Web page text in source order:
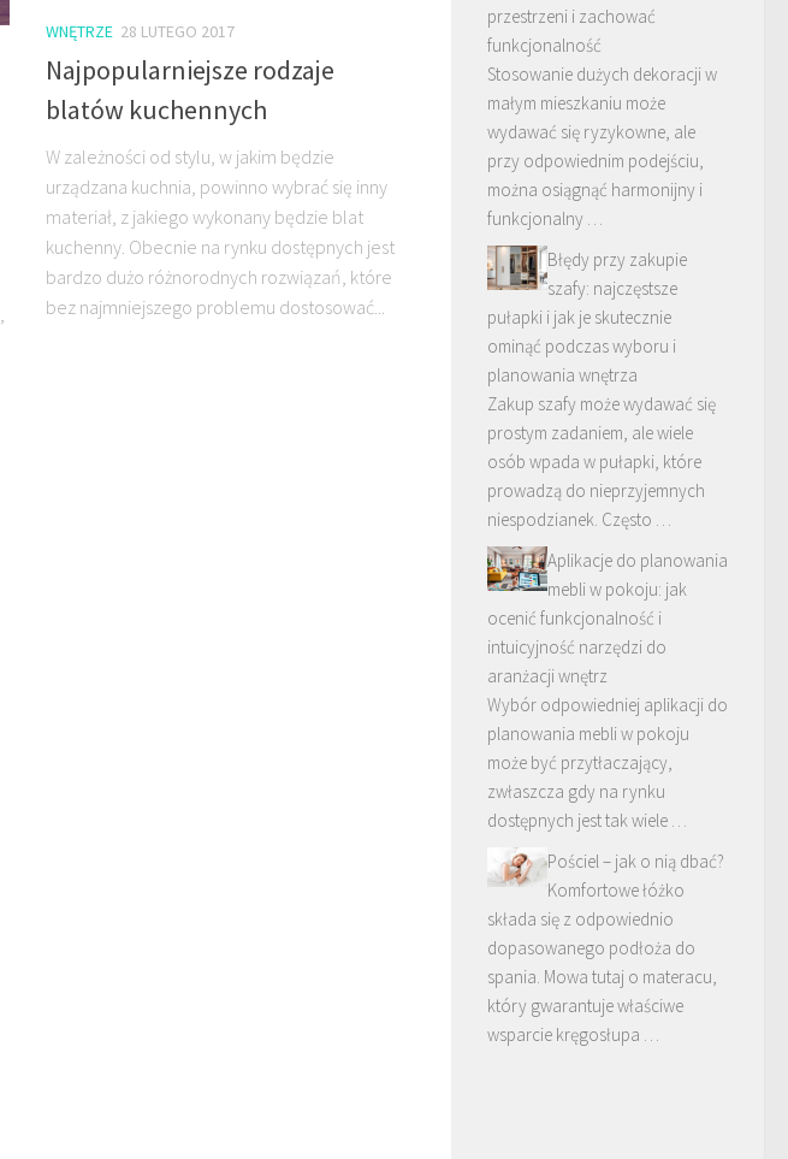
WNĘTRZE 28 LUTEGO 2017
Najpopularniejsze rodzaje
blatów kuchennych
W zależności od stylu, w jakim będzie
urządzana kuchnia, powinno wybrać się inny
materiał, z jakiego wykonany będzie blat
kuchenny. Obecnie na rynku dostępnych jest
bardzo dużo różnorodnych rozwiązań, które
bez najmniejszego problemu dostosować...
przestrzeni i zachować
funkcjonalność
Stosowanie dużych dekoracji w
małym mieszkaniu może
wydawać się ryzykowne, ale
przy odpowiednim podejściu,
można osiągnąć harmonijny i
funkcjonalny …
Błędy przy zakupie
szafy: najczęstsze
pułapki i jak je skutecznie
ominąć podczas wyboru i
planowania wnętrza
Zakup szafy może wydawać się
prostym zadaniem, ale wiele
osób wpada w pułapki, które
prowadzą do nieprzyjemnych
niespodzianek. Często …
Aplikacje do planowania
mebli w pokoju: jak
ocenić funkcjonalność i
intuicyjność narzędzi do
aranżacji wnętrz
Wybór odpowiedniej aplikacji do
planowania mebli w pokoju
może być przytłaczający,
zwłaszcza gdy na rynku
dostępnych jest tak wiele …
Pościel – jak o nią dbać?
Komfortowe łóżko
składa się z odpowiednio
dopasowanego podłoża do
spania. Mowa tutaj o materacu,
który gwarantuje właściwe
wsparcie kręgosłupa …